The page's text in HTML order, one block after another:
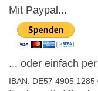
Mit Paypal...
... oder einfach
IBAN: DE57 4905